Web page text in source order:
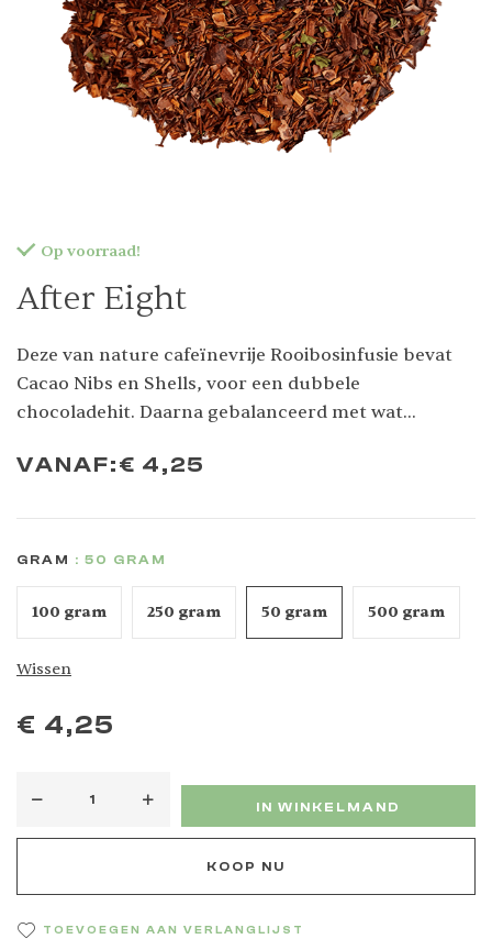
Op voorraad!
After Eight
Deze van nature cafeïnevrije Rooibosinfusie bevat
Cacao Nibs en Shells, voor een dubbele
chocoladehit. Daarna gebalanceerd met wat
VANAF:€ 4,25
GRAM : 50 GRAM
100 gram 250 gram 50 gram 500 gram
Wissen
€ 4,25
IN WINKELMAND
KOOP NU
TOEVOEGEN AAN VERLANGLIJST